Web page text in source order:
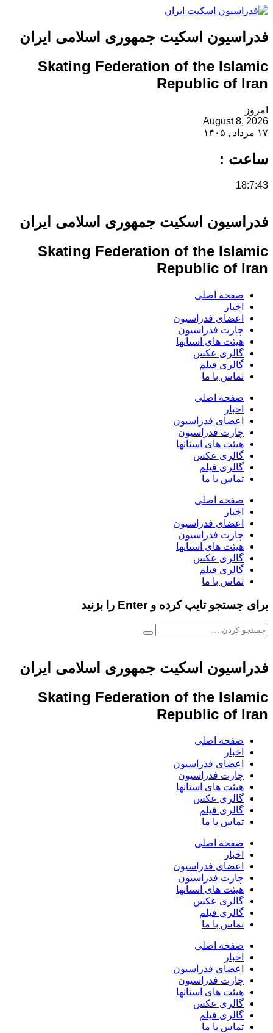
فدراسیون اسکیت جمهوری اسلامی ایران
Skating Federation of the Islamic
Republic of Iran
امروز
August 8, 2026
۱۷ مرداد , ۱۴۰۵
ساعت :
18:7:43
فدراسیون اسکیت جمهوری اسلامی ایران
Skating Federation of the Islamic
Republic of Iran
صفحه اصلی
اخبار
اعضای فدراسیون
چارت فدراسیون
هیئت های استانها
گالری عکس
گالری فیلم
تماس با ما
صفحه اصلی
اخبار
اعضای فدراسیون
چارت فدراسیون
هیئت های استانها
گالری عکس
گالری فیلم
تماس با ما
صفحه اصلی
اخبار
اعضای فدراسیون
چارت فدراسیون
هیئت های استانها
گالری عکس
گالری فیلم
تماس با ما
برای جستجو تایپ کرده و Enter را بزنید
فدراسیون اسکیت جمهوری اسلامی ایران
Skating Federation of the Islamic
Republic of Iran
صفحه اصلی
اخبار
اعضای فدراسیون
چارت فدراسیون
هیئت های استانها
گالری عکس
گالری فیلم
تماس با ما
صفحه اصلی
اخبار
اعضای فدراسیون
چارت فدراسیون
هیئت های استانها
گالری عکس
گالری فیلم
تماس با ما
صفحه اصلی
اخبار
اعضای فدراسیون
چارت فدراسیون
هیئت های استانها
گالری عکس
گالری فیلم
تماس با ما